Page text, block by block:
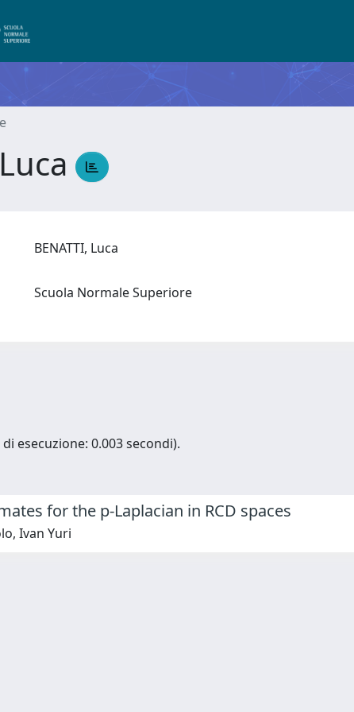
BENATTI, Luca
Scuola Normale Superiore
esecuzione: 0.003 secondi).
for the p-Laplacian in RCD spaces
Ivan Yuri